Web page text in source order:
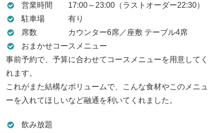
営業時間 17:00～23:00（ラストオーダー22:30）
駐車場 有り
席数 カウンター6席／座敷 テーブル4席
おまかせコースメニュー
事前予約で、予算に合わせてコースメニューを用意してく
れます。
これがまた結構なボリュームで、こんな食材やこのメニュ
ーを入れてほしいなど融通を利いてくれました。
飲み放題